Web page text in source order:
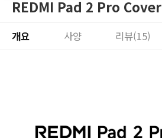
REDMI Pad 2 Pro Cover
개요 사양 리뷰(15)